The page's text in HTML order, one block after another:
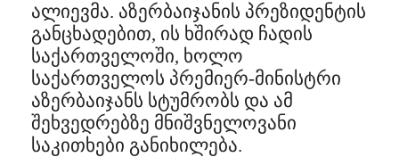
ალიევმა. აზერბაიჯანის პრეზიდენტის
განცხადებით, ის ხშირად ჩადის
საქართველოში, ხოლო
საქართველოს პრემიერ-მინისტრი
აზერბაიჯანს სტუმრობს და ამ
შეხვედრებზე მნიშვნელოვანი
საკითხები განიხილება.